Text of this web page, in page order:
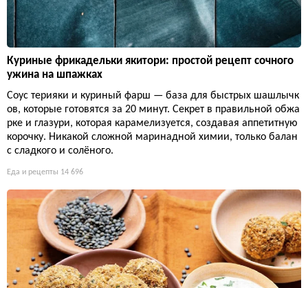
Куриные фрикадельки якитори: простой рецепт сочного
ужина на шпажках
Соус терияки и куриный фарш — база для быстрых шашлычк
ов, которые готовятся за 20 минут. Секрет в правильной обжа
рке и глазури, которая карамелизуется, создавая аппетитную
корочку. Никакой сложной маринадной химии, только балан
с сладкого и солёного.
Еда и рецепты 14 696